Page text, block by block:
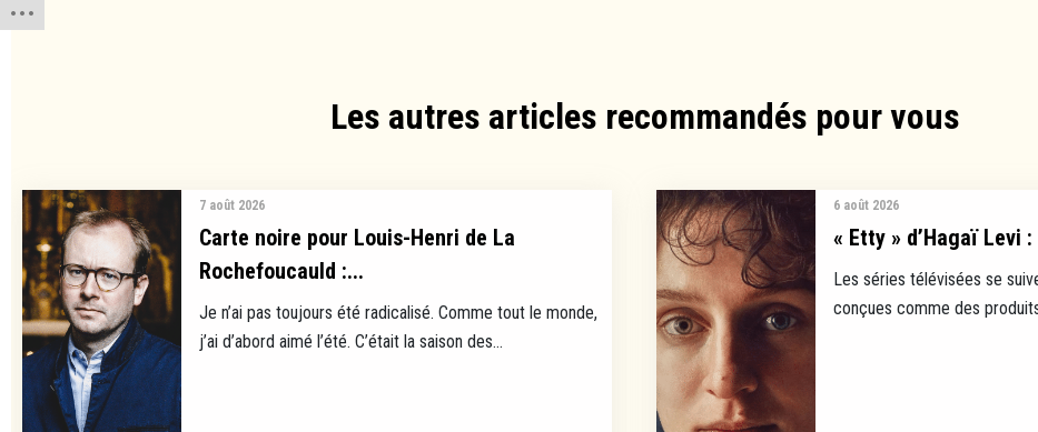
Les autres articles recommandés pour vous​
7 août 2026
Carte noire pour Louis-Henri de La
Rochefoucauld :...
Je n’ai pas toujours été radicalisé. Comme tout le monde,
j’ai d’abord aimé l’été. C’était la saison des...
6 août 2026
« Etty » d’Hagaï Levi
Les séries télévisées se
conçues comme des